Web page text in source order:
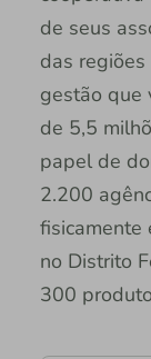
de seus
das
gestão que
de 5,5
papel de
2.200
fisicamente
no Distrito
300